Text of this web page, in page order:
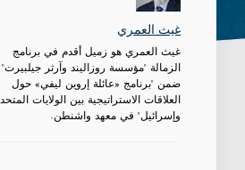
غيث العمري
غيث العمري هو زميل أقدم في برنامج
الزمالة "مؤسسة روزاليند وآرثر جيلبيرت"
ضمن "برنامج «عائلة إروين ليفي» حول
العلاقات الاستراتيجية بين الولايات
وإسرائيل" في معهد واشنطن.